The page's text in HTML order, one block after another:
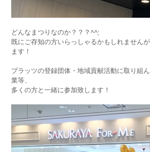
どんなまつりなのか？？？^^;
既にご存知の方いらっしゃるかもしれません
ます！
プラッツの登録団体・地域貢献活動に取り組
業等、
多くの方と一緒に参加致します！